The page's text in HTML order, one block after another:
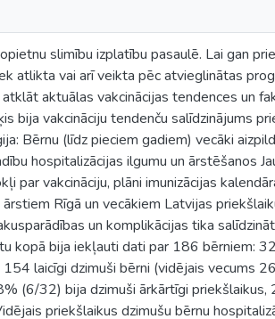
slimību izplatību pasaulē. Lai gan
atlikta vai arī veikta pēc atvieglinātas
aktuālas vakcinācijas tendences un
bija vakcināciju tendenču salīdzinājums
Bērnu (līdz pieciem gadiem) vecāki
hospitalizācijas ilgumu un ārstēšanos
par vakcināciju, plāni imunizācijas
Rīgā un vecākiem Latvijas
un komplikācijas tika
kopā bija iekļauti dati par 186 bērniem:
laicīgi dzimuši bērni (vidējais vecums
(6/32) bija dzimuši ārkārtīgi
priekšlaikus dzimušu bērnu